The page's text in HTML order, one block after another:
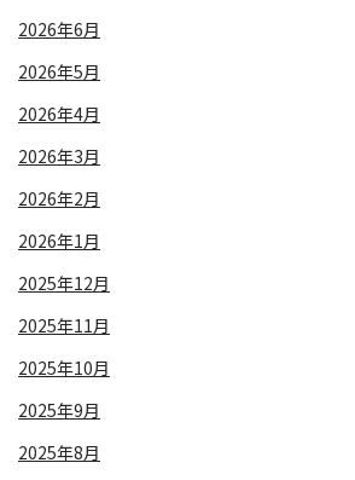
2026年6月
2026年5月
2026年4月
2026年3月
2026年2月
2026年1月
2025年12月
2025年11月
2025年10月
2025年9月
2025年8月